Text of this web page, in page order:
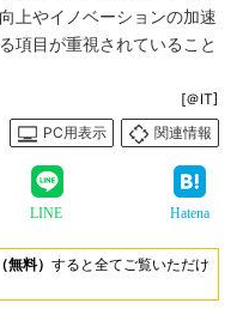
上やイノベーションの加速
項目が重視されていること
[＠IT]
PC用表示
関連情報
LINE Hatena
料） すると全てご覧いただけ